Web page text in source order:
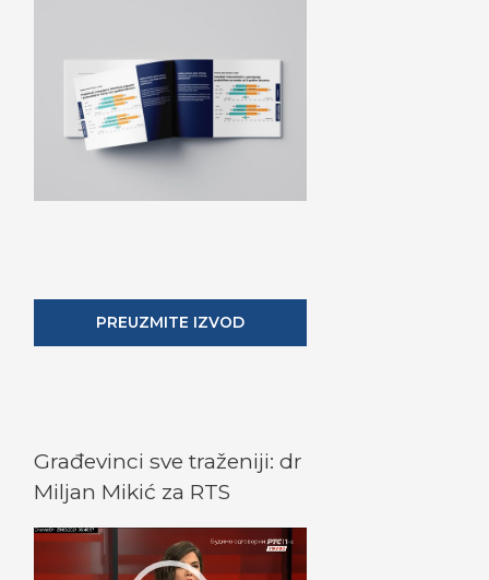
PREUZMITE IZVOD
Građevinci sve traženiji: dr
Miljan Mikić za RTS
V